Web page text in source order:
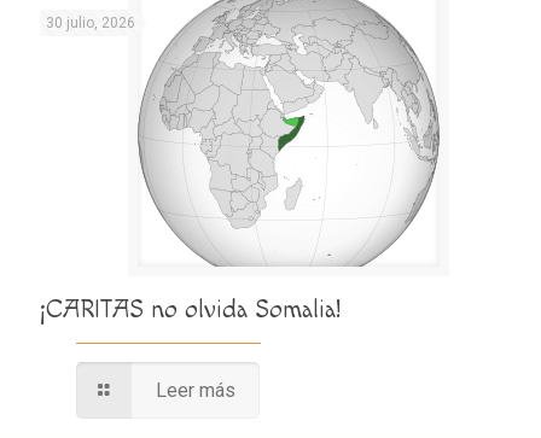
30 julio, 2026
¡CARITAS no olvida Somalia!
Leer más